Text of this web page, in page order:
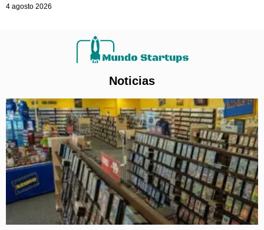
4 agosto 2026
Noticias